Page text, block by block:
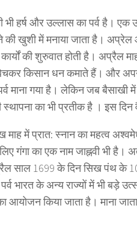
भी हर्ष और उल्लास का पर्व है।
खुशी में मनाया जाता है। अप्रेल
की शुरुवात होती है। अप्रैल
किसान धन कमाते हैं। और
माना गया है। लेकिन जब
का भी प्रतीक है । इस दिन
माह में प्रात: स्‍नान का महत्‍व
गंगा का एक नाम जाह्नवी भी
साल 1699 के दिन सिख पंथ के
भारत के अन्य राज्यों में भी बड़े
आयोजन किया जाता है। माना